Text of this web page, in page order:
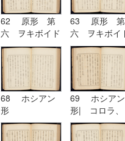
62 原形 第
六 ヲキボイド
63 原形 第
六 ヲキボイ
68 ホシアン
形
69 ホシアン
形| コロラ、
カンパニユラ
及ヒ幹